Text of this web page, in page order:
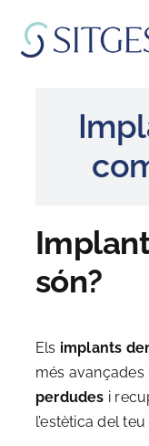
content
Demanar cita
són?
Els implants
més avançades
perdudes i
l’estètica del